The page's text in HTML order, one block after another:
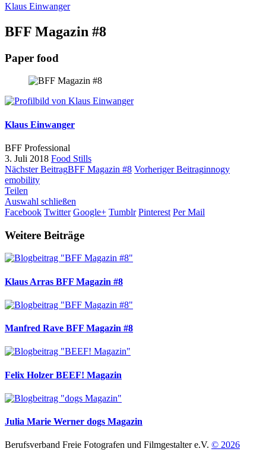
Klaus Einwanger
BFF Magazin #8
Paper food
Klaus Einwanger
BFF Professional
3. Juli 2018 Food Stills
Nächster BeitragBFF Magazin #8 Vorheriger Beitraginnogy
emobility
Teilen
Auswahl schließen
Facebook Twitter Google+ Tumblr Pinterest Per Mail
Weitere Beiträge
Klaus Arras BFF Magazin #8
Manfred Rave BFF Magazin #8
Felix Holzer BEEF! Magazin
Julia Marie Werner dogs Magazin
Berufsverband Freie Fotografen und Filmgestalter e.V. © 2026